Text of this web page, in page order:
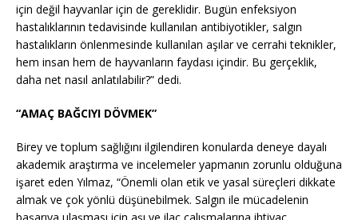
için değil hayvanlar için de gereklidir. Bugün enfeksiyon
hastalıklarının tedavisinde kullanılan antibiyotikler, salgın
hastalıkların önlenmesinde kullanılan aşılar ve cerrahi teknikler,
hem insan hem de hayvanların faydası içindir. Bu gerçeklik,
daha net nasıl anlatılabilir?” dedi.
“AMAÇ BAĞCIYI DÖVMEK”
Birey ve toplum sağlığını ilgilendiren konularda deneye dayalı
akademik araştırma ve incelemeler yapmanın zorunlu olduğuna
işaret eden Yılmaz, “Önemli olan etik ve yasal süreçleri dikkate
almak ve çok yönlü düşünebilmek. Salgın ile mücadelenin
başarıya ulaşması için aşı ve ilaç çalışmalarına ihtiyaç